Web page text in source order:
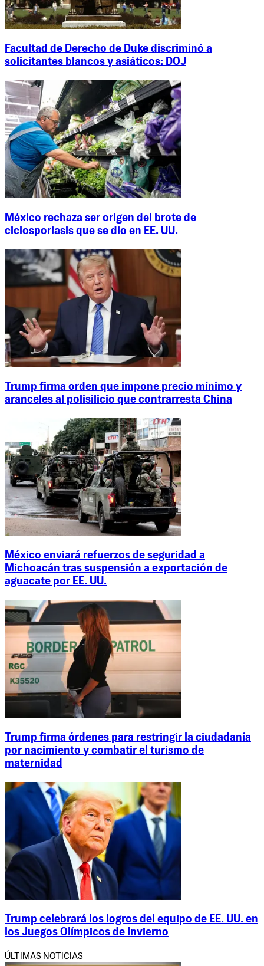
Facultad de Derecho de Duke discriminó a
solicitantes blancos y asiáticos: DOJ
México rechaza ser origen del brote de
ciclosporiasis que se dio en EE. UU.
Trump firma orden que impone precio mínimo y
aranceles al polisilicio que contrarresta China
México enviará refuerzos de seguridad a
Michoacán tras suspensión a exportación de
aguacate por EE. UU.
Trump firma órdenes para restringir la ciudadanía
por nacimiento y combatir el turismo de
maternidad
Trump celebrará los logros del equipo de EE. UU. en
los Juegos Olímpicos de Invierno
ÚLTIMAS NOTICIAS